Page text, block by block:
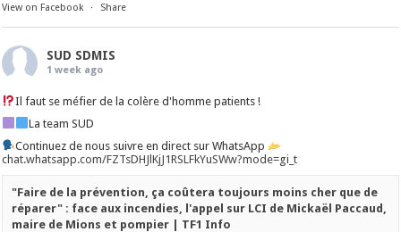
View on Facebook · Share
SUD SDMIS
1 week ago
Il faut se méfier de la colère d'homme patients !
La team SUD
Continuez de nous suivre en direct sur WhatsApp
chat.whatsapp.com/FZTsDHJlKjJ1RSLFkYuSWw?mode=gi_t
"Faire de la prévention, ça coûtera toujours moins cher que de
réparer" : face aux incendies, l'appel sur LCI de Mickaël Paccaud,
maire de Mions et pompier | TF1 Info